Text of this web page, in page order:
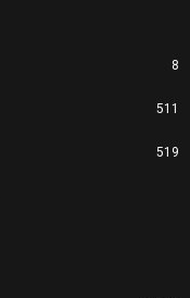
8
511
519